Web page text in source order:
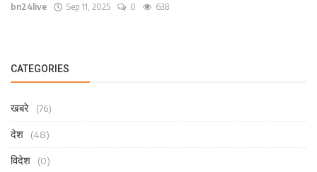
bn24live Sep 11, 2025 0 638
CATEGORIES
खबरे (76)
देश (48)
विदेश (0)